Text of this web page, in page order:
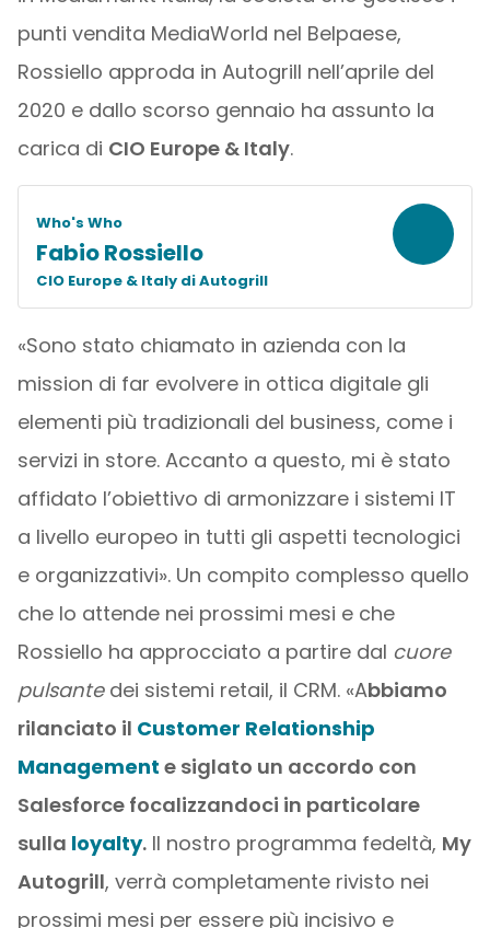
punti vendita MediaWorld nel Belpaese,
Rossiello approda in Autogrill nell’aprile del
2020 e dallo scorso gennaio ha assunto la
carica di CIO Europe & Italy.
Who's Who
Fabio Rossiello
CIO Europe & Italy di Autogrill
«Sono stato chiamato in azienda con la
mission di far evolvere in ottica digitale gli
elementi più tradizionali del business, come i
servizi in store. Accanto a questo, mi è stato
affidato l’obiettivo di armonizzare i sistemi IT
a livello europeo in tutti gli aspetti tecnologici
e organizzativi». Un compito complesso quello
che lo attende nei prossimi mesi e che
Rossiello ha approcciato a partire dal cuore
pulsantedei sistemi retail, il CRM. «Abbiamo
rilanciato il Customer Relationship
Management e siglato un accordo con
Salesforce focalizzandoci in particolare
sulla loyalty.Il nostro programma fedeltà, My
Autogrill, verrà completamente rivisto nei
prossimi mesi per essere più incisivo e